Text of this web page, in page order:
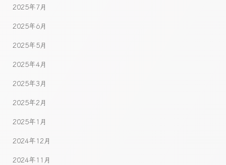
2025年7月
2025年6月
2025年5月
2025年4月
2025年3月
2025年2月
2025年1月
2024年12月
2024年11月